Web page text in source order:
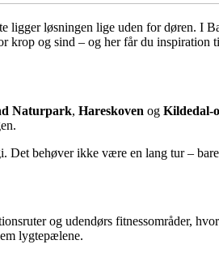
løsningen lige uden for døren. I
og sind – og her får du inspiration
Naturpark, Hareskoven og Kildedal-
behøver ikke være en lang tur –
og udendørs fitnessområder,
lygtepælene.